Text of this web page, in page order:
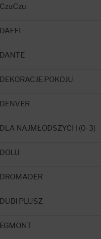
CzuCzu
DAFFI
DANTE
DEKORACJE POKOJU
DENVER
DLA NAJMŁODSZYCH (0-3)
DOLU
DROMADER
DUBI PLUSZ
EGMONT